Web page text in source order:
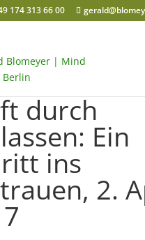
174 313 66 00
durch
Ein
ins
2.